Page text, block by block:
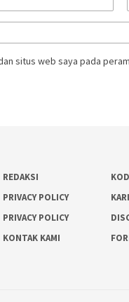
situs web saya pada
REDAKSI
PRIVACY POLICY
PRIVACY POLICY
KONTAK KAMI